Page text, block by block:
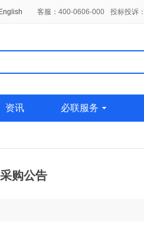
English 客服：400-0606-000 投标投诉
资讯 必联服务
购公告